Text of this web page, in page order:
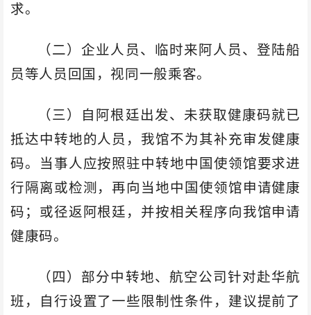
求。
（二）企业人员、临时来阿人员、登陆船
员等人员回国，视同一般乘客。
（三）自阿根廷出发、未获取健康码就已
抵达中转地的人员，我馆不为其补充审发健康
码。当事人应按照驻中转地中国使领馆要求进
行隔离或检测，再向当地中国使领馆申请健康
码；或径返阿根廷，并按相关程序向我馆申请
健康码。
（四）部分中转地、航空公司针对赴华航
班，自行设置了一些限制性条件，建议提前了